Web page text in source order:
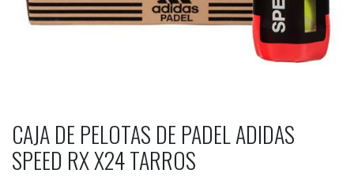
CAJA DE PELOTAS DE PADEL ADIDAS
SPEED RX X24 TARROS